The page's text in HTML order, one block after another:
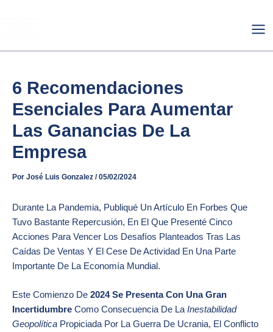
6 Recomendaciones
Esenciales Para Aumentar
Las Ganancias De La
Empresa
Por José Luis Gonzalez /05/02/2024
Durante La Pandemia, Publiqué UnArtículo En Forbes Que
Tuvo Bastante Repercusión, En El Que Presenté Cinco
Acciones Para Vencer Los Desafíos Planteados Tras Las
Caídas De Ventas Y El Cese De Actividad En Una Parte
Importante De La Economía Mundial.
Este Comienzo De 2024 Se Presenta Con Una Gran
Incertidumbre Como Consecuencia De LaInestabilidad
Geopolítica Propiciada Por La Guerra De Ucrania, El Conflicto